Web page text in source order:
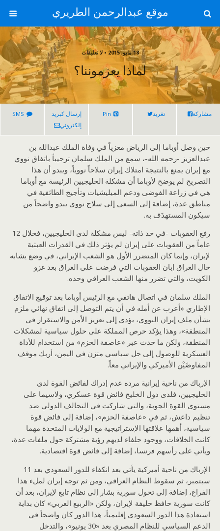
موقع عبدالرحمن الطريري
18 مايو, 2015 • لا تعليقات
لماذا يعزموننا؟
مشاركة تغريد Pin
إرسال كبريد
إلكتروني
SMS
حين وصل أوباما إلى الرياض معزياً في وفاة الملك عبدالله بن
عبدالعزيز -رحمه الله-، سمع من الملك سلمان ترحيباً باتفاق نووي
مع إيران يمنع بالنتيجة امتلاك إيران سلاحاً نووياً، ويبدو أن هذا
التصريح لم يوضح لأوباما أن مشكلة الخليجيين الرئيسة مع أوباما
هي في زراعة الفوضى ودعم الميليشيات وتأجيج الطائفية في
مناطق عدة، إضافة إلى السعي إلى سلاح نووي يبدو واضحاً من
سيكون المستهدَف به.
رفع العقوبات -في حد ذاته- ليس مشكلة لدى الخليجيين، فخلال 12
عاماً من العقوبات على إيران لم يؤثر ذلك في القدرات العبثية
لإيران، وإنما كان المتضرر الأول هو الشعب الإيراني، في وضع يشابه
حال العراق إبان العقوبات التي فرضت على العراق بعد غزو
الكويت، والتي تضرر منها الشعب العراقي وحده.
الملك سلمان في اتصال هاتفي مع الرئيس أوباما بعد توقيع الاتفاق
الإطاري «أعرب عن أمله في أن يتم التوصل إلى اتفاق نهائي ملزم
بشأن ملف إيران النووي، يؤدي إلى تعزيز الأمن والاستقرار في
المنطقة»، وهذا يؤكد حرص المملكة على حلول سياسية لمشكلات
المنطقة، ولكن ما حدث عبر «عاصفة الحزم» من استخدام للأداة
العسكرية للوصول إلى حل سياسي متزن في اليمن، أربك موقف
المفاوضَيْن الأميركي والإيراني معاً.
الإرباك من ناحية إيرانية مرده عدم إدراك لفائض القوة لدى
الخليجيين، فلدى دول الخليج فائض قوة عسكري، ولاسيما على
مستوى القوة الجوية، والتي شاركت في التحالف الدولي ضد
تنظيم داعش، ثم في «عاصفة الحزم»، إضافة إلى فائض قوة
سياسية، أهمها علاقتها الإستراتيجية مع الولايات المتحدة مهما
كانت الخلافات، ووجود حلفاء لديهم رؤية مشتركة حول ملفات عدة،
ويأتي على رأسهم فرنسا، إضافة إلى فائض قوة اقتصادية.
الإرباك من ناحية أميركية يأتي بعد انكفاء للدور السعودي بعد 11
سبتمبر، ثم سقوط النظام العراقي، ومن ثم توجه إيران لملء هذا
الفراغ، إضافة إلى تحول سورية بشار إلى نظام تابع لإيران، بعد أن
كانت سورية حافظ حليفة لإيران، ولكن «الربيع العربي» كان بداية
استعادة هذا الدور السعودي إقليمياً، هذا الدور كان واضحاً في
الدعم السياسي للنظام المصري بعد «30 يونيو»، والتدخل